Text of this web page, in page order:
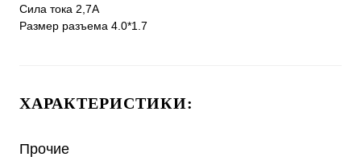
Сила тока 2,7А
Размер разъема 4.0*1.7
ХАРАКТЕРИСТИКИ:
Прочие